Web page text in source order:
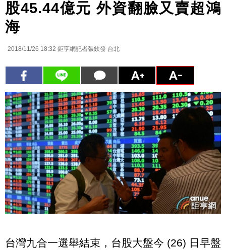
股45.44億元 外資翻臉又賣超鴻
海
2018/11/26 18:32 鉅亨網記者張欽發 台北
台灣九合一選舉結束，台股大盤今 (26) 日早盤